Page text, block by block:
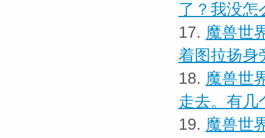
了？我没怎
17. 魔兽世
着图拉扬身
18. 魔兽世
走去。有几
19. 魔兽世